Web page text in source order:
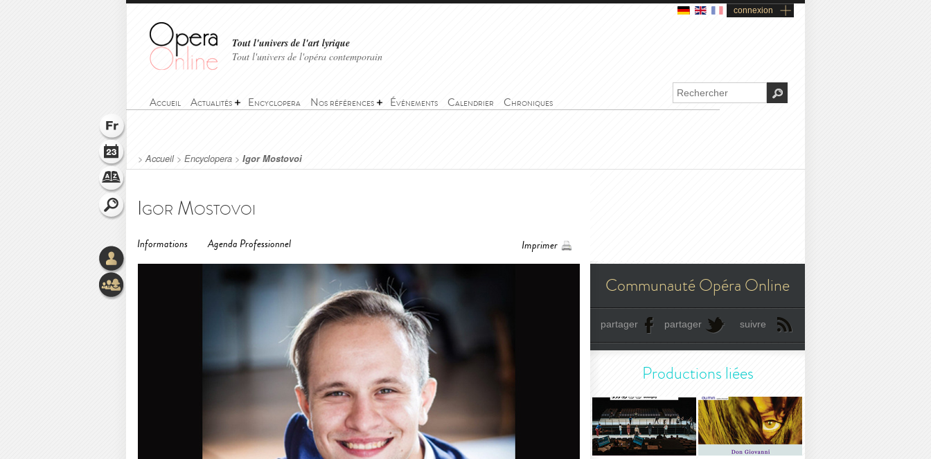
connexion
Tout l'univers de l'art lyrique
Tout l'univers de l'opéra contemporain
Accueil Actualités Encyclopera Nos références Événements Calendrier Chroniques
>Accueil> Encyclopera > Igor Mostovoi
Igor Mostovoi
Informations Agenda Professionnel Imprimer
Communauté Opéra Online
partager partager suivre
Productions liées